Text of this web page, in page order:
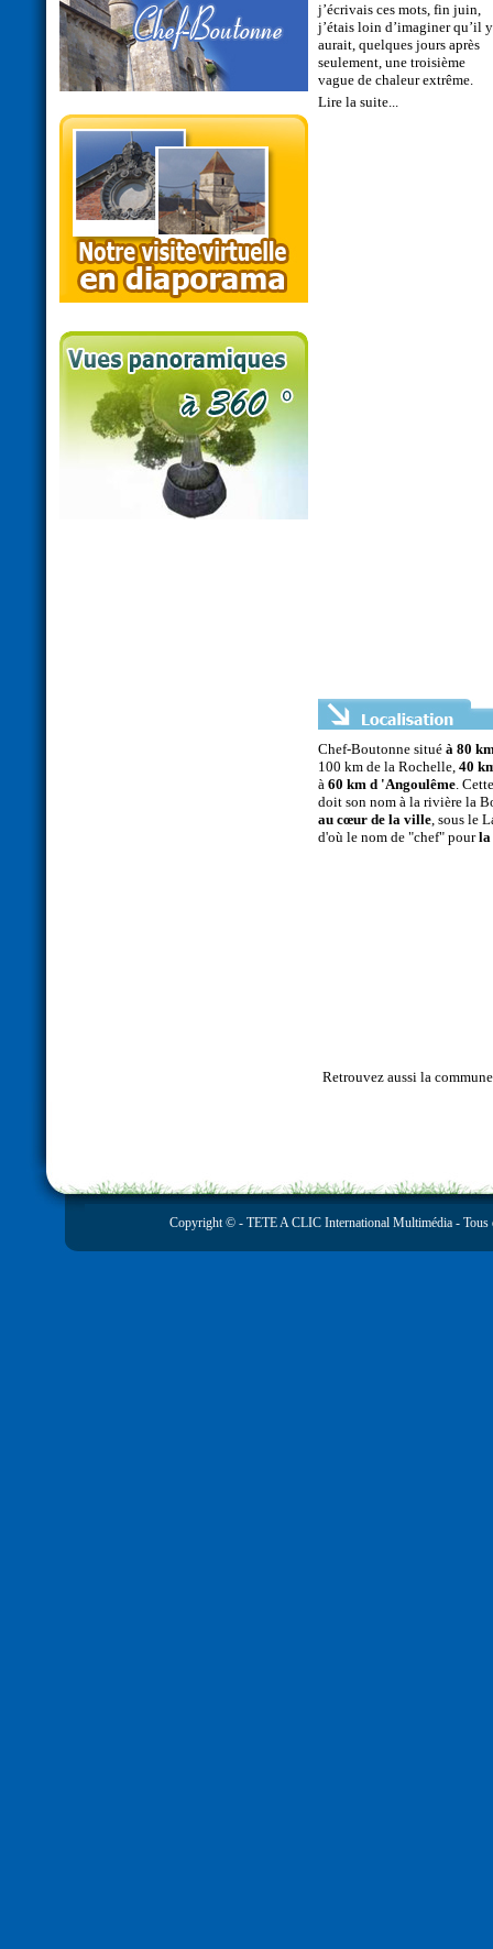
j’écrivais ces mots, fin juin,
j’étais loin d’imaginer qu’il y
aurait, quelques jours après
seulement, une troisième
vague de chaleur extrême.
Lire la suite...
Chef-Boutonne situé à 80
100 km de la Rochelle, 40
à 60 km d 'Angoulême.
doit son nom à la rivière la
au cœur de la ville, sous le
d'où le nom de "chef" pourla
Retrouvez aussi la
Copyright © - TETE A CLIC International Multimédia - Tous